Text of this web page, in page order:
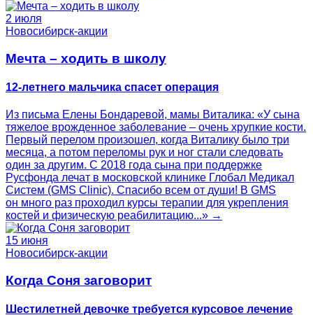
2 июля
Новосибирск-акции
Мечта – ходить в школу
12-летнего мальчика спасет операция
Из письма Елены Бондаревой, мамы Виталика: «У сына
тяжелое врожденное заболевание – очень хрупкие кости.
Первый перелом произошел, когда Виталику было три
месяца, а потом переломы рук и ног стали следовать
один за другим. С 2018 года сына при поддержке
Русфонда лечат в московской клинике Глобал Медикал
Систем (GMS Clinic). Спасибо всем от души! В GMS
он много раз проходил курсы терапии для укрепления
костей и физическую реабилитацию...» →
15 июня
Новосибирск-акции
Когда Соня заговорит
Шестилетней девочке требуется курсовое лечение